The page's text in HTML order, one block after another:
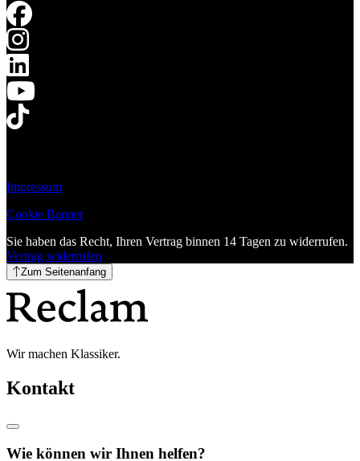
Impressum
Cookie Banner
Sie haben das Recht, Ihren Vertrag binnen 14 Tagen zu widerrufen.
Vertrag widerrufen
Zum Seitenanfang
Wir machen Klassiker.
Kontakt
Wie können wir Ihnen helfen?